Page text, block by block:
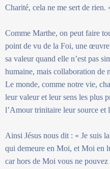
Charité, cela ne me sert de rien.
Comme Marthe, on peut faire
point de vu de la Foi, une
sa valeur quand elle n’est pas
humaine, mais collaboration de
Le monde, comme notre vie,
leur valeur et leur sens les plus
l’Amour trinitaire leur source et
Ainsi Jésus nous dit : « Je suis
qui demeure en Moi, et Moi en
car hors de Moi vous ne pouvez